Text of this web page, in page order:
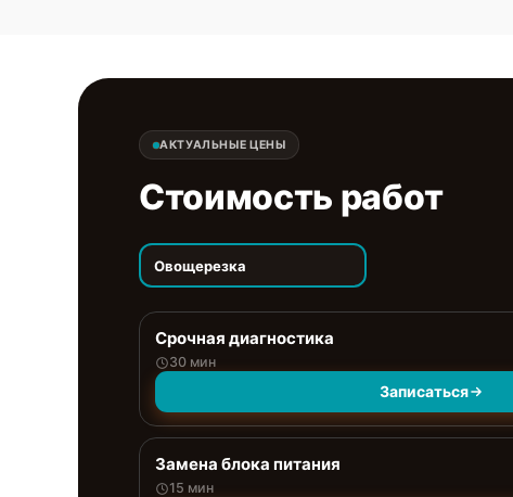
АКТУАЛЬНЫЕ ЦЕНЫ
Стоимость работ
Овощерезка
Срочная диагностика
30 мин
Записаться
Замена блока питания
15 мин